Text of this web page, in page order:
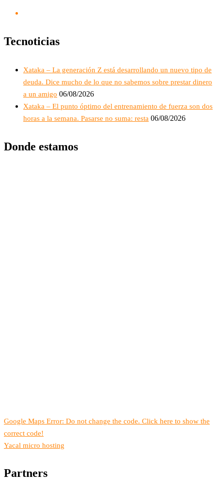
Tecnoticias
Xataka – La generación Z está desarrollando un nuevo tipo de
deuda. Dice mucho de lo que no sabemos sobre prestar dinero
a un amigo 06/08/2026
Xataka – El punto óptimo del entrenamiento de fuerza son dos
horas a la semana. Pasarse no suma: resta 06/08/2026
Donde estamos
Google Maps Error: Do not change the code. Click here to show the
correct code!
Yacal micro hosting
Partners